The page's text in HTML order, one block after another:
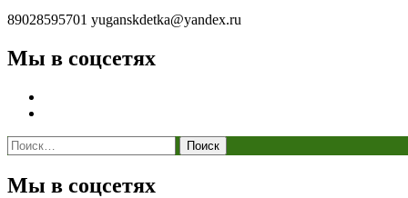
89028595701 yuganskdetka@yandex.ru
Мы в соцсетях
Найти:
Мы в соцсетях